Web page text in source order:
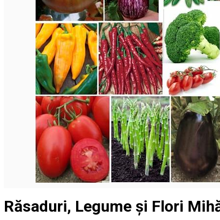
English
Mănăstirea Bistrița
Lacul Izvorul Muntelui
Casa memorială „Ion Creangă” din Humuleşti
Mănăstirea Secu
Lacul Cuejdel
Răsaduri, Legume și Flori